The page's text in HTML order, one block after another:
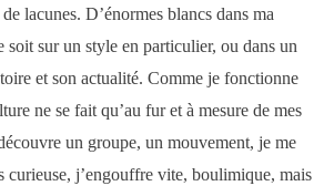
lacunes. D’énormes blancs dans ma
soit sur un style en particulier, ou dans un
et son actualité. Comme je fonctionne
ne se fait qu’au fur et à mesure de mes
un groupe, un mouvement, je me
curieuse, j’engouffre vite, boulimique, mais